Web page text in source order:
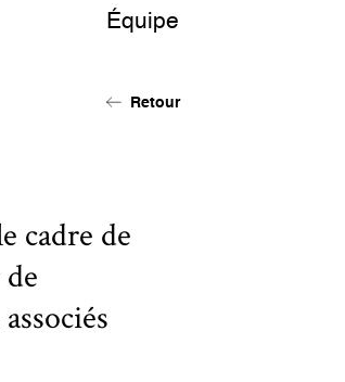
Équipe
Retour
cadre de